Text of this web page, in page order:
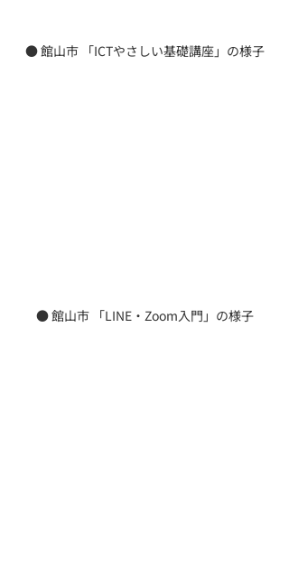
● 館山市 「ICTやさしい基礎講座」の様子
● 館山市 「LINE・Zoom入門」の様子